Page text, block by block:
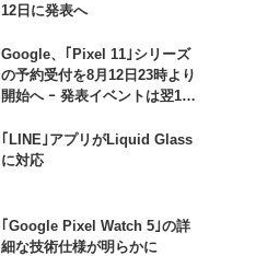
12日に発表へ
Google、｢Pixel 11｣シリーズ
の予約受付を8月12日23時より
開始へ ｰ 発表イベントは翌13
｢LINE｣アプリがLiquid Glass
に対応
｢Google Pixel Watch 5｣の詳
細な技術仕様が明らかに